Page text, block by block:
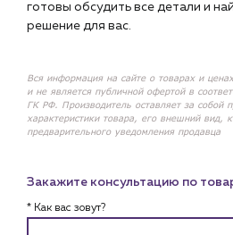
готовы обсудить все детали и
решение для вас.
Вся информация на сайте о товарах и
и не является публичной офертой в
ГК РФ. Производитель оставляет за собой
характеристики товара, его внешний вид,
предварительного уведомления продавца
Закажите консультацию по
* Как вас зовут?